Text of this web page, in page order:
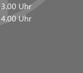
Uhr
Uhr